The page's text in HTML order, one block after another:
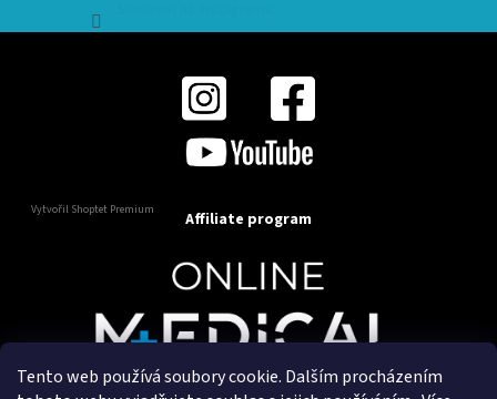
Tento web používá soubory cookie. Dalším procházením
Vytvořil Shoptet Premium Affiliate program